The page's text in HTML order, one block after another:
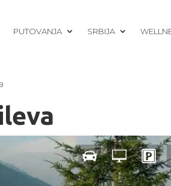
PUTOVANJA SRBIJA